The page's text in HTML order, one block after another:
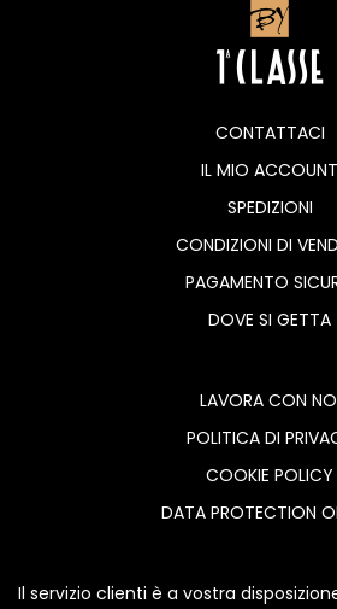
CONTATTACI
IL MIO ACCOUNT
SPEDIZIONI
CONDIZIONI DI
PAGAMENTO
DOVE SI GETTA
LAVORA CON
POLITICA DI
COOKIE POLICY
DATA PROTECTION
Il servizio clienti è a vostra